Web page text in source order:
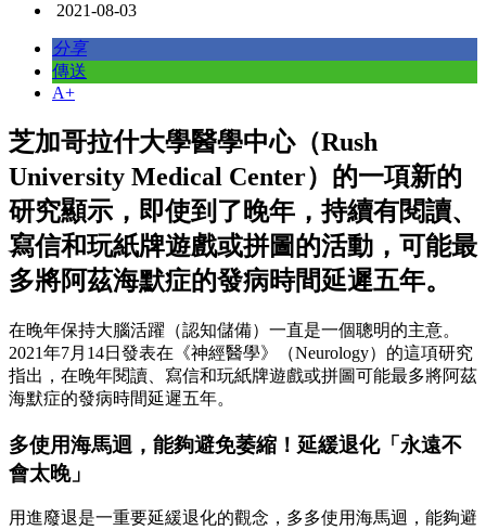
2021-08-03
分享
傳送
A+
芝加哥拉什大學醫學中心（Rush
University Medical Center）的一項新的
研究顯示，即使到了晚年，持續有閱讀、
寫信和玩紙牌遊戲或拼圖的活動，可能最
多將阿茲海默症的發病時間延遲五年。
在晚年保持大腦活躍（認知儲備）一直是一個聰明的主意。
2021年7月14日發表在《神經醫學》（Neurology）的這項研究
指出，在晚年閱讀、寫信和玩紙牌遊戲或拼圖可能最多將阿茲
海默症的發病時間延遲五年。
多使用海馬迴，能夠避免萎縮！延緩退化「永遠不
會太晚」
用進廢退是一重要延緩退化的觀念，多多使用海馬迴，能夠避